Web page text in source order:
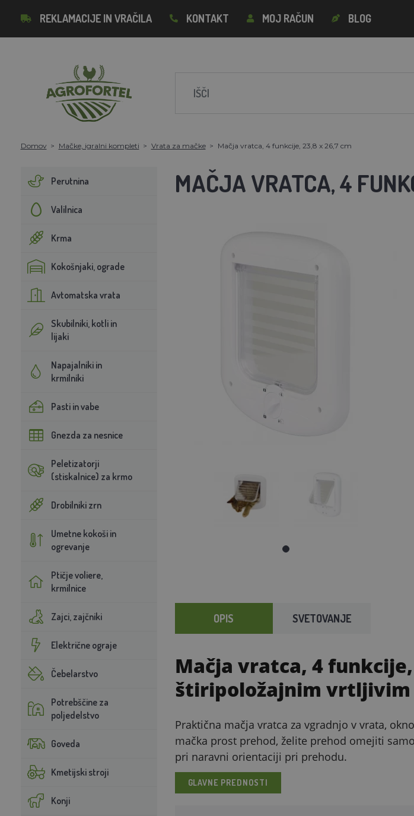
REKLAMACIJE IN VRAČILA KONTAKT MOJ RAČUN BLOG
Domov Mačke, igralni kompleti Vrata za mačke Mačja vratca, 4 funkcije, 23,8 x 26,7 cm
Perutnina
Valilnica
Krma
Kokošnjaki, ograde
Avtomatska vrata
Skubilniki, kotli in
lijaki
Napajalniki in
krmilniki
Pasti in vabe
Gnezda za nesnice
Peletizatorji
(stiskalnice) za krmo
Drobilniki zrn
Umetne kokoši in
ogrevanje
Ptičje voliere,
krmilnice
Zajci, zajčniki
Električne ograje
Čebelarstvo
Potrebščine za
poljedelstvo
Goveda
Kmetijski stroji
Konji
MAČJA VRATCA, 4
OPIS SVETOVANJE
Mačja vratca, 4 funkcije,
štiripoložajnim vrtljivim
Praktična mačja vratca za vgradnjo v vrata,
mačka prost prehod, želite prehod omejiti
pri naravni orientaciji pri prehodu.
GLAVNE PREDNOSTI